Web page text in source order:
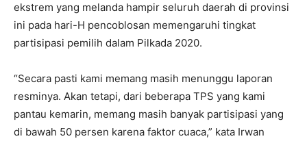
ekstrem yang melanda hampir seluruh daerah di provinsi
ini pada hari-H pencoblosan memengaruhi tingkat
partisipasi pemilih dalam Pilkada 2020.
“Secara pasti kami memang masih menunggu laporan
resminya. Akan tetapi, dari beberapa TPS yang kami
pantau kemarin, memang masih banyak partisipasi yang
di bawah 50 persen karena faktor cuaca,” kata Irwan